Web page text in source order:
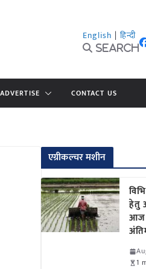
English | हिन्दी
Search
ADVERTISE CONTACT US
एग्रीकल्चर मशीन
हेतु
आज
1